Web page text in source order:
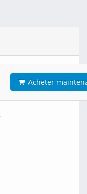
Acheter